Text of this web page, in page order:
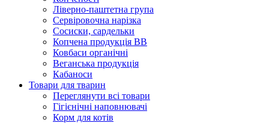
Ліверно-паштетна група
Сервіровочна нарізка
Сосиски, сардельки
Копчена продукція ВВ
Ковбаси органічні
Веганська продукція
Кабаноси
Товари для тварин
Переглянути всі товари
Гігієнічні наповнювачі
Корм для котів